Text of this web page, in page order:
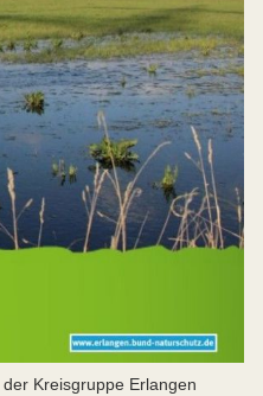
der Kreisgruppe Erlangen